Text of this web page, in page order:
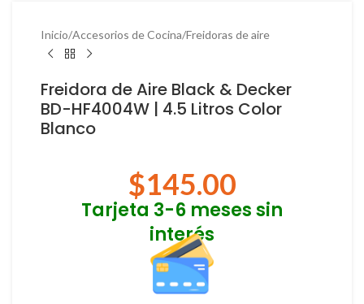
Inicio/Accesorios de Cocina/Freidoras de aire
Freidora de Aire Black & Decker
BD-HF4004W | 4.5 Litros Color
Blanco
$145.00
Tarjeta 3-6 meses sin
interés